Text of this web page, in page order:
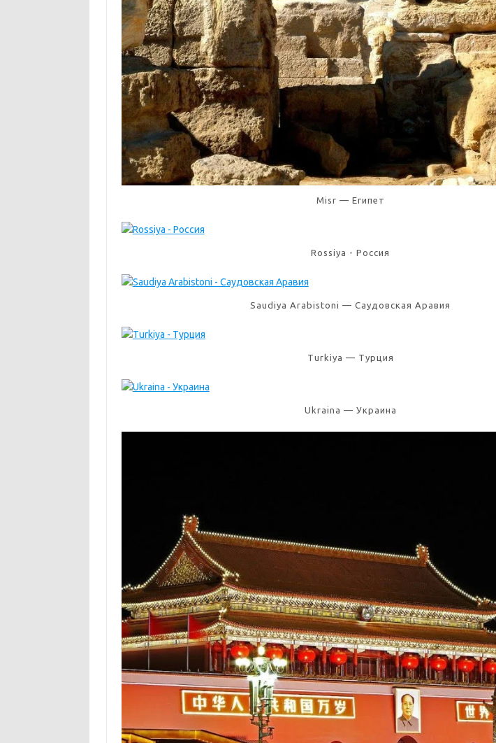
Misr — Египет
Rossiya - Россия
Saudiya Arabistoni — Саудовская Аравия
Turkiya — Турция
Ukraina — Украина